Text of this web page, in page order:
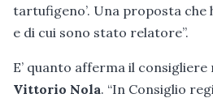
tartufigeno’. Una proposta
e di cui sono stato relatore”.
E’ quanto afferma il consigliere
Vittorio Nola. “In Consiglio